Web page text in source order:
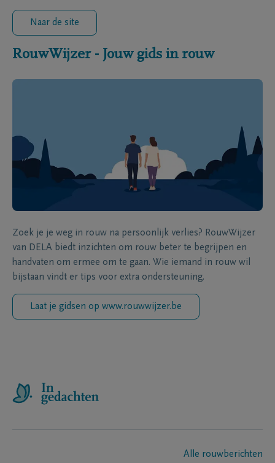
Naar de site
RouwWijzer - Jouw gids in rouw
Zoek je je weg in rouw na persoonlijk verlies? RouwWijzer
van DELA biedt inzichten om rouw beter te begrijpen en
handvaten om ermee om te gaan. Wie iemand in rouw wil
bijstaan vindt er tips voor extra ondersteuning.
Laat je gidsen op www.rouwwijzer.be
Alle rouwberichten